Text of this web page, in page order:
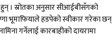
। स्रोतका अनुसार सीआईबीसँगको
भूमाफियाले हडपेको स्वीकार गरेका छन्
गर्नेलाई कारबाहीको दायरामा